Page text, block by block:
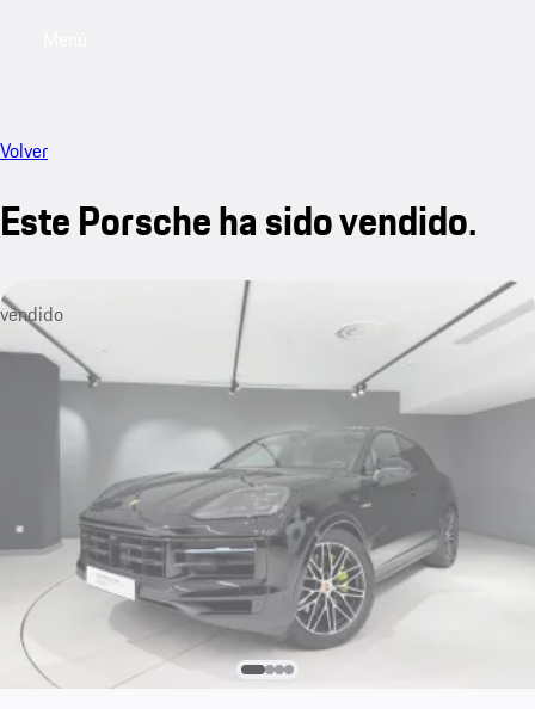
Volver
Este Porsche ha sido vendido.
vendido